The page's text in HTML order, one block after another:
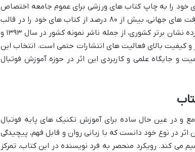
خود را به چاپ کتاب های ورزشی برای عموم جامعه اختصاص
داده است. این ناشر با رویکردی به روز و همگام با پیشرفت های جهانی، بیش از ۸۰ درصد از کتاب های خود را در قالب
ترجمه آثار معتبر بین المللی منتشر می کند. دریافت دوازده نشان برتر کشوری، از جمله ناشر نمونه کشور در سال ۱۳۹۳ و
و کیفیت بالای فعالیت های انتشارات حتمی است. انتخاب این
و جایگاه علمی و کاربردی این اثر در حوزه آموزش فوتبال
و در عین حال ساده برای آموزش تکنیک های پایه فوتبال
در نوع خود دانست که با زبانی روان و قابل فهم، پیچیدگی
کند. رویکرد منحصر به فرد نویسنده در این کتاب، تمرکز